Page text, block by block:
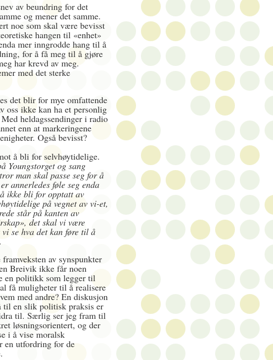
av beundring for det
og mener det samme.
noe som skal være bevisst
hangen til «enhet»
mer inngrodde hang til å
for å få meg til å gjøre
har krevd av meg.
med det sterke
det blir for mye omfattende
oss ikke kan ha et personlig
heldagssendinger i radio
enn at markeringene
Også bevisst?
å bli for selvhøytidelige.
Youngstorget og sang
man skal passe seg for å
annerledes føle seg enda
ikke bli for opptatt av
på vegnet av vi-et,
står på kanten av
det skal vi være
se hva det kan føre til å
.
av synspunkter
Breivik ikke får noen
en politikk som legger til
få muligheter til å realisere
med andre? En diskusjon
til en slik politisk praksis er
til. Særlig ser jeg fram til
løsningsorientert, og der
i å vise moralsk
en utfordring for de